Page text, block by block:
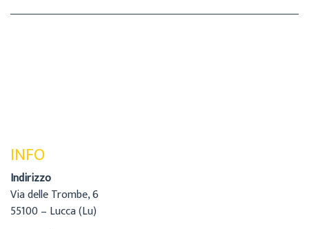
INFO
Indirizzo
Via delle Trombe, 6
55100 – Lucca (Lu)